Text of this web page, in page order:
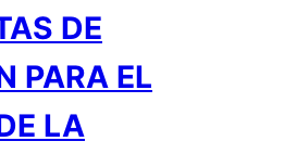
DE
PARA EL
LA